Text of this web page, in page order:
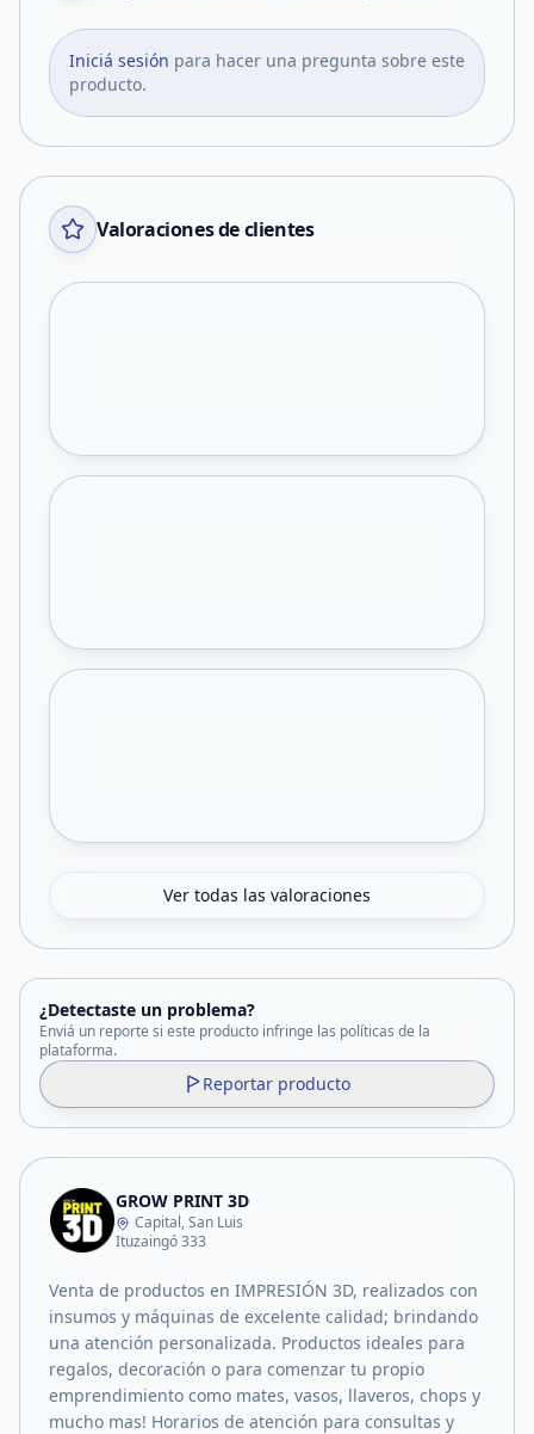
Iniciá sesión para hacer una pregunta sobre este
producto.
Valoraciones de clientes
Ver todas las valoraciones
¿Detectaste un problema?
Enviá un reporte si este producto infringe las políticas de la
plataforma.
Reportar producto
GROW PRINT 3D
Capital, San Luis
Ituzaingó 333
Venta de productos en IMPRESIÓN 3D, realizados con
insumos y máquinas de excelente calidad; brindando
una atención personalizada. Productos ideales para
regalos, decoración o para comenzar tu propio
emprendimiento como mates, vasos, llaveros, chops y
mucho mas! Horarios de atención para consultas y